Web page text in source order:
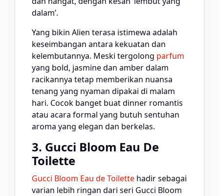
dalam’.
Yang bikin Alien terasa istimewa adalah
keseimbangan antara kekuatan dan
kelembutannya. Meski tergolong parfum
yang bold, jasmine dan amber dalam
racikannya tetap memberikan nuansa
tenang yang nyaman dipakai di malam
hari. Cocok banget buat dinner romantis
atau acara formal yang butuh sentuhan
aroma yang elegan dan berkelas.
3. Gucci Bloom Eau De
Toilette
Gucci Bloom Eau de Toilette hadir sebagai
varian lebih ringan dari seri Gucci Bloom